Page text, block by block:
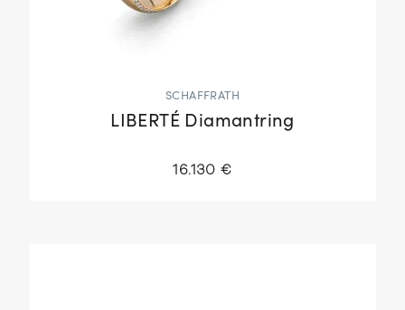
SCHAFFRATH
LIBERTÉ Diamantring
16.130 €